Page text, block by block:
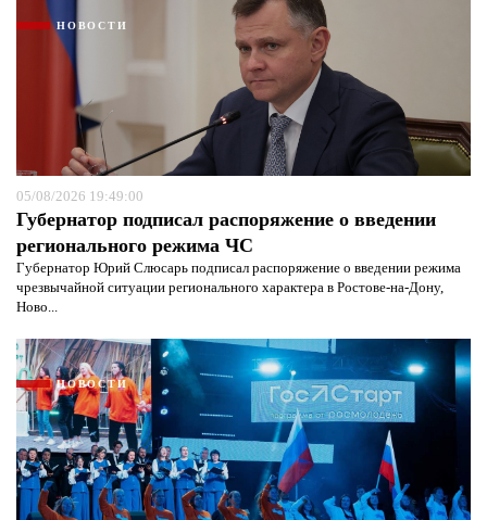
НОВОСТИ
05/08/2026 19:49:00
Губернатор подписал распоряжение о введении
регионального режима ЧС
Губернатор Юрий Слюсарь подписал распоряжение о введении режима
чрезвычайной ситуации регионального характера в Ростове-на-Дону,
Ново...
НОВОСТИ